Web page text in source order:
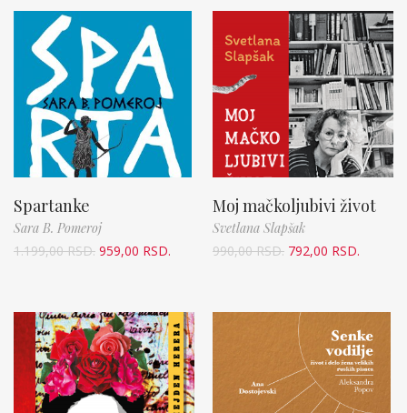
Spartanke
Sara B. Pomeroj
1.199,00RSD. 959,00 RSD.
Moj mačkoljubivi život
Svetlana Slapšak
990,00RSD. 792,00 RSD.